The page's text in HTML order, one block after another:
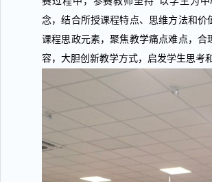
念，结合所授课程特点、思维方法和价
课程思政元素，聚焦教学痛点难点，合
容，大胆创新教学方式，启发学生思考